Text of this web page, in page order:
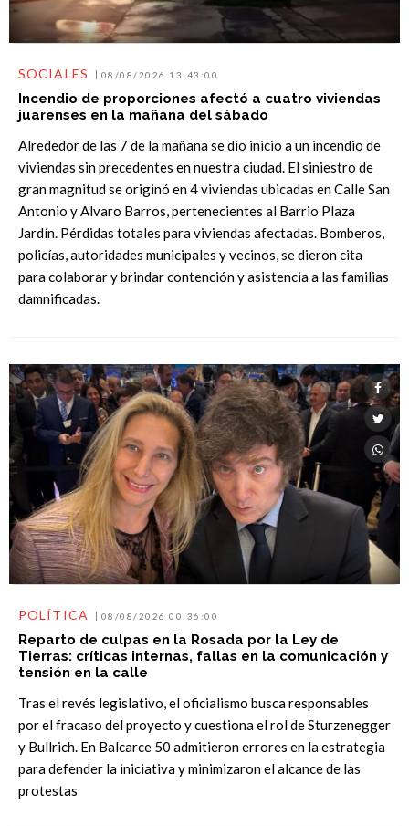
SOCIALES 08/08/2026 13:43:00
Incendio de proporciones afectó a cuatro viviendas
juarenses en la mañana del sábado
Alrededor de las 7 de la mañana se dio inicio a un incendio de
viviendas sin precedentes en nuestra ciudad. El siniestro de
gran magnitud se originó en 4 viviendas ubicadas en Calle San
Antonio y Alvaro Barros, pertenecientes al Barrio Plaza
Jardín. Pérdidas totales para viviendas afectadas. Bomberos,
policías, autoridades municipales y vecinos, se dieron cita
para colaborar y brindar contención y asistencia a las familias
damnificadas.
POLÍTICA 08/08/2026 00:36:00
Reparto de culpas en la Rosada por la Ley de
Tierras: críticas internas, fallas en la comunicación y
tensión en la calle
Tras el revés legislativo, el oficialismo busca responsables
por el fracaso del proyecto y cuestiona el rol de Sturzenegger
y Bullrich. En Balcarce 50 admitieron errores en la estrategia
para defender la iniciativa y minimizaron el alcance de las
protestas